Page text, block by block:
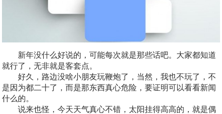
新年没什么好说的，可能每次就是那些话吧。大家都知道
就行了，无非就是客套点。
好久，路边没啥小朋友玩鞭炮了，当然，我也不玩了，不
是因为都二十了，而是那东西真心危险，要证明可以看看新闻
什么的。
说来也怪，今天天气真心不错，太阳挂得高高的，就是偶